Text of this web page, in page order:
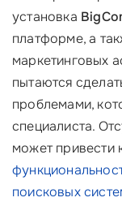
установка
платформе, а
маркетинговых
пытаются
проблемами,
специалиста.
может
поисковых